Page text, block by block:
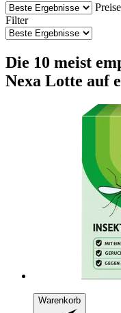
Preise
Filter
Die 10 meist
Nexa Lotte auf
Warenkorb